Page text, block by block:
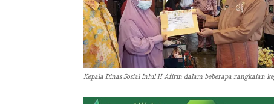
Kepala Dinas Sosial Inhil H Afirin dalam beberapa rangkaian